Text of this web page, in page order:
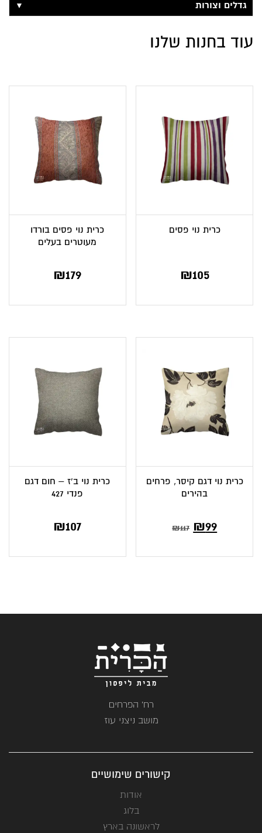
גדלים וצורות ▼
עוד בחנות שלנו
כרית נוי פסים
₪105
כרית נוי פסים בורדו
מעוטרים בעלים
₪179
כרית נוי דגם קיסר, פרחים
בהירים
₪117 ₪99
כרית נוי ב’ז – חום דגם
פנדי 427
₪107
רח' הפרחים
מושב ניצני עוז
קישורים שימושיים
אודות
בלוג
לראשונה בארץ